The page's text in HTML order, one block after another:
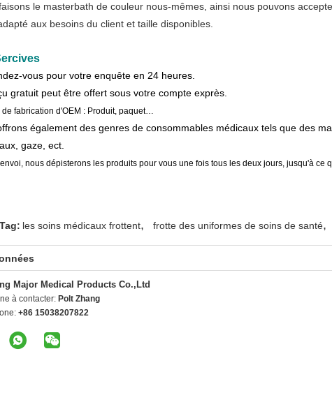
le masterbath de couleur nous-mêmes, ainsi nous pouvons
aux besoins du client et taille disponibles.
vous pour votre enquête en 24 heures.
gratuit peut être offert sous votre compte exprès.
de fabrication d'OEM : Produit, paquet…
également des genres de consommables médicaux tels que des
gaze, ect.
envoi, nous dépisterons les produits pour vous une fois tous les deux jours, jusqu'à ce
les soins médicaux frottent, frotte des uniformes de soins de santé,
Major Medical Products Co.,Ltd
à contacter: Polt Zhang
+86 15038207822